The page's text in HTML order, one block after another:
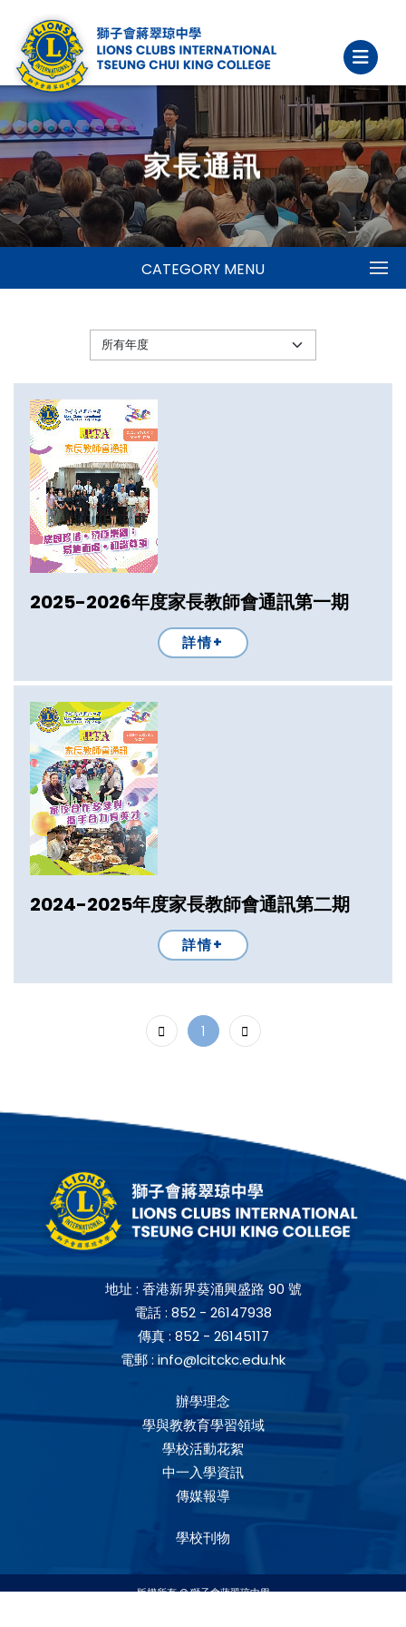
家長通訊
CATEGORY MENU
2025-2026年度家長教師會通訊第一期
詳情+
2024-2025年度家長教師會通訊第二期
詳情+
1
地址 : 香港新界葵涌興盛路 90 號
電話 : 852 - 26147938
傳真 :852 - 26145117
電郵 : info@lcitckc.edu.hk
辦學理念
學與教教育學習領域
學校活動花絮
中一入學資訊
傳媒報導
學校刊物
版權所有 © 獅子會蔣翠琼中學